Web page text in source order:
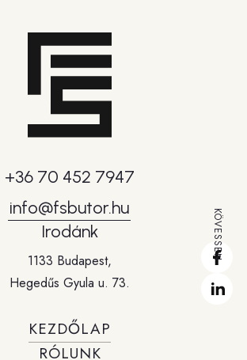
KÖVESSEN
+36 70 452 7947
info@fsbutor.hu
Irodánk
1133 Budapest,
Hegedűs Gyula u. 73.
KEZDŐLAP
RÓLUNK